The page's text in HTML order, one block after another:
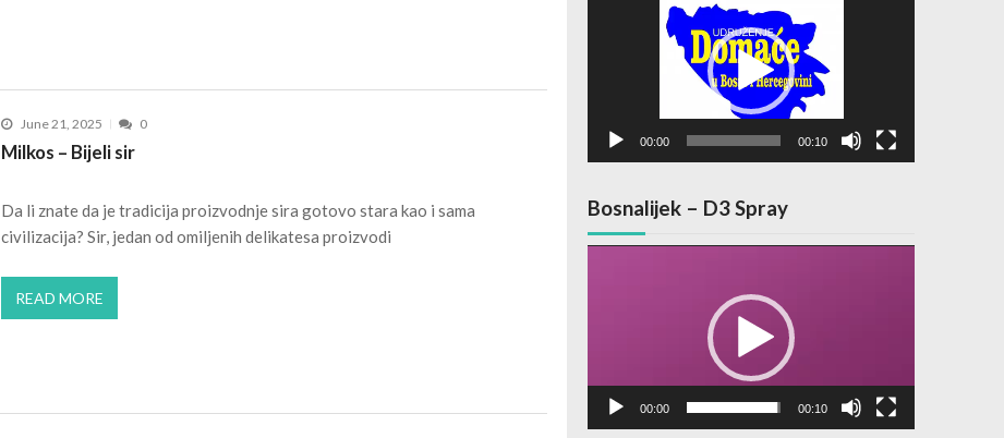
June 21, 2025 0
Milkos – Bijeli sir
Da li znate da je tradicija proizvodnje sira gotovo stara kao i sama
civilizacija? Sir, jedan od omiljenih delikatesa proizvodi
READ MORE
00:00 00:10
Bosnalijek – D3 Spray
00:00 00:10